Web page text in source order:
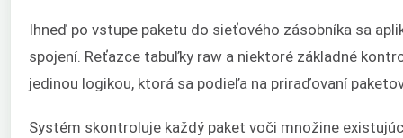
Ihneď po vstupe paketu do sieťového zásobníka sa
spojení. Reťazce tabuľky raw a niektoré základné
jedinou logikou, ktorá sa podieľa na priraďovaní
Systém skontroluje každý paket voči množine